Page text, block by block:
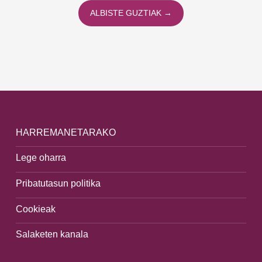
ALBISTE GUZTIAK →
HARREMANETARAKO
Lege oharra
Pribatutasun politika
Cookieak
Salaketen kanala